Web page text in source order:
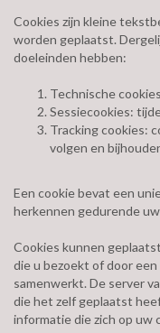
Cookies zijn kleine
worden geplaatst.
doeleinden hebben:
Technische
Sessiecookies:
Tracking cookies:
volgen en
Een cookie bevat een
herkennen gedurende
Cookies kunnen
die u bezoekt of door
samenwerkt. De server
die het zelf geplaatst
informatie die zich op uw